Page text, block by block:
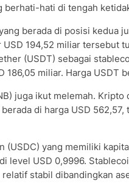
berhati-hati di tengah
berada di posisi kedua
194,52 miliar tersebut
(USDT) sebagai
186,05 miliar. Harga USDT
juga ikut melemah.
di harga USD
(USDC) yang memiliki
level USD 0,9996.
stabil dibandingkan